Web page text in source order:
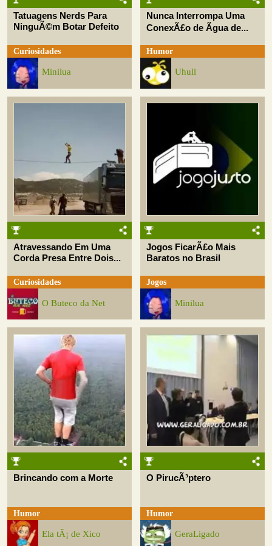
Tatuagens Nerds Para
NinguÃ©m Botar Defeito
Curiosidades
Minilua
Nunca Interrompa Uma
ConexÃ£o de Ãgua de...
Humor
Uhull
Atravessando Em Uma
Corda Presa Entre Dois...
Curiosidades
O Buteco da Net
Jogos FicarÃ£o Mais
Baratos no Brasil
Jogos
Minilua
Brincando com a Morte
Humor
Ela tÃ¡ de Xico
O PirucÃ³ptero
Humor
GeraLigado